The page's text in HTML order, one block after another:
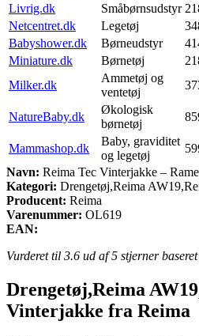
Livrig.dk
Småbørnsudstyr
Netcentret.dk
Legetøj
Babyshower.dk
Børneudstyr
Miniature.dk
Børnetøj
Milker.dk
Ammetøj og
ventetøj
NatureBaby.dk
Økologisk
børnetøj
Mammashop.dk
Baby, graviditet
og legetøj
Navn: Reima Tec Vinterjakke –
Kategori: Drengetøj,Reima
Producent: Reima
Varenummer: OL619
EAN:
Vurderet til 3.6 ud af 5 stjerner
Drengetøj,Reima
Vinterjakke fra Reima